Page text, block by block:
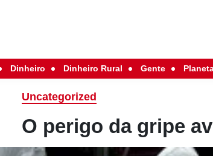
Dinheiro Dinheiro Rural Gente
Uncategorized
O perigo da gripe